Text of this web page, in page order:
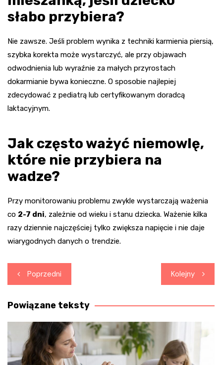
słabo przybiera?
Nie zawsze. Jeśli problem wynika z techniki karmienia piersią,
szybka korekta może wystarczyć, ale przy objawach
odwodnienia lub wyraźnie za małych przyrostach
dokarmianie bywa konieczne. O sposobie najlepiej
zdecydować z pediatrą lub certyfikowanym doradcą
laktacyjnym.
Jak często ważyć niemowlę,
które nie przybiera na
wadze?
Przy monitorowaniu problemu zwykle wystarczają ważenia
co 2-7 dni, zależnie od wieku i stanu dziecka. Ważenie kilka
razy dziennie najczęściej tylko zwiększa napięcie i nie daje
wiarygodnych danych o trendzie.
Nawigacja
wpisu
Poprzedni Kolejny
Powiązane teksty